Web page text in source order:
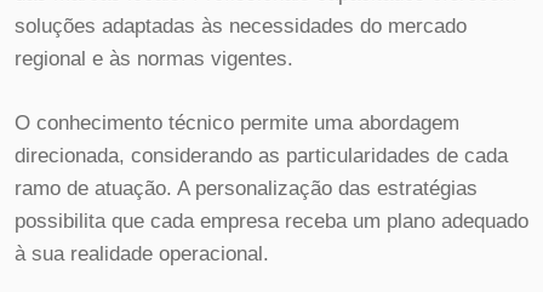
soluções adaptadas às necessidades do mercado
regional e às normas vigentes.
O conhecimento técnico permite uma abordagem
direcionada, considerando as particularidades de cada
ramo de atuação. A personalização das estratégias
possibilita que cada empresa receba um plano adequado
à sua realidade operacional.